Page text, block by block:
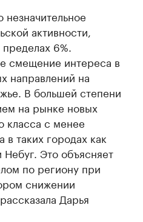
активности,
6%.
смещение интереса в
направлений на
В большей степени
на рынке новых
класса с менее
таких городах как
Это объясняет
по региону при
снижении
Дарья